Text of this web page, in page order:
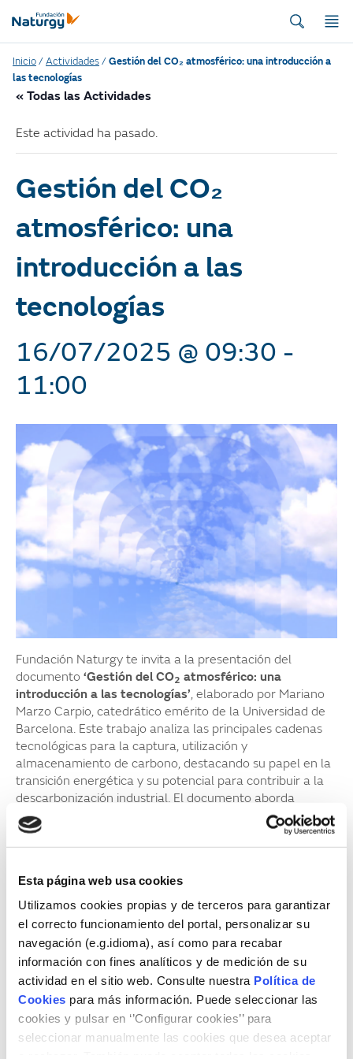
Esta página web usa cookies
Utilizamos cookies propias y de terceros para garantizar
el correcto funcionamiento del portal, personalizar su
navegación (e.g.idioma), así como para recabar
información con fines analíticos y de medición de su
actividad en el sitio web. Consulte nuestra Política de
Cookies para más información. Puede seleccionar las
cookies y pulsar en ‘’Configurar cookies’’ para
seleccionar manualmente las cookies que desea aceptar
Inicio/Actividades/Gestión del CO₂ atmosférico: una introducción a
las tecnologías
« Todas las Actividades
Este actividad ha pasado.
Gestión del CO₂
atmosférico: una
introducción a las
tecnologías
16/07/2025 @ 09:30 -
11:00
Fundación Naturgy te invita a la presentación del
documento ‘Gestión delCO2 atmosférico: una
introducción a las tecnologías’, elaborado por Mariano
Marzo Carpio, catedrático emérito de la Universidad de
Barcelona. Este trabajo analiza las principales cadenas
tecnológicas para la captura, utilización y
almacenamiento de carbono, destacando su papel en la
transición energética y su potencial para contribuir a la
descarbonización industrial. El documento aborda
también sus beneficios climáticos, su grado de desarrollo
y sus perspectivas de implementación en distintos
contextos geográficos.
Programa
Rafael Villaseca, presidente, Fundación Naturgy
09:40h Presentación del informe “Gestión del CO 2
atmosférico: una introducción a las tecnologías”
Mariano Marzo
, catedrático emérito de la
Universidad de Barcelona